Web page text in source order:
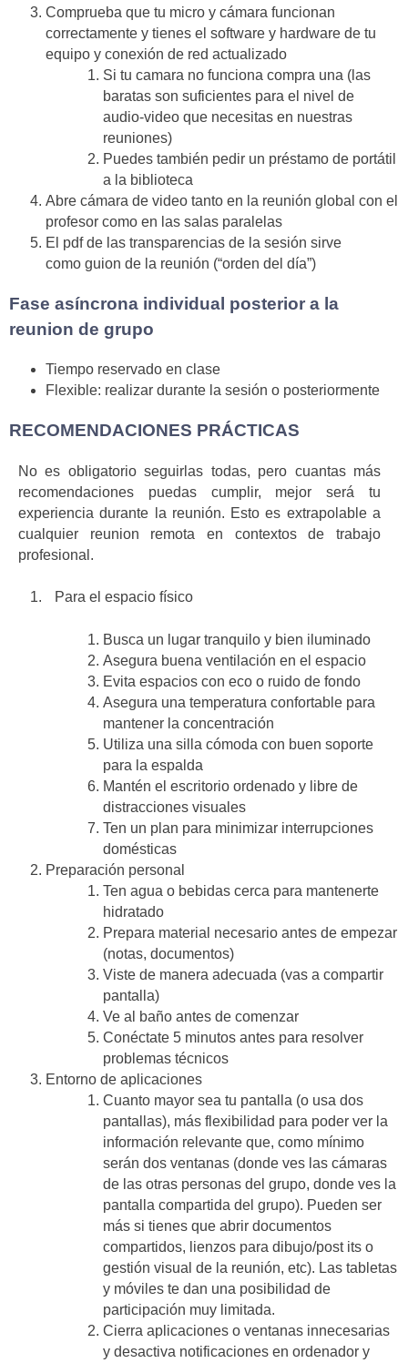
Comprueba que tu micro y cámara funcionan
correctamente y tienes el software y hardware de tu
equipo y conexión de red actualizado
Si tu camara no funciona compra una (las
baratas son suficientes para el nivel de
audio-video que necesitas en nuestras
reuniones)
Puedes también pedir un préstamo de portátil
a la biblioteca
Abre cámara de video tanto en la reunión global con el
profesor como en las salas paralelas
El pdf de las transparencias de la sesión sirve
como guion de la reunión (“orden del día”)
Fase asíncrona individual posterior a la
reunion de grupo
Tiempo reservado en clase
Flexible: realizar durante la sesión o posteriormente
RECOMENDACIONES PRÁCTICAS
No es obligatorio seguirlas todas, pero cuantas más
recomendaciones puedas cumplir, mejor será tu
experiencia durante la reunión. Esto es extrapolable a
cualquier reunion remota en contextos de trabajo
profesional.
Para el espacio físico
Busca un lugar tranquilo y bien iluminado
Asegura buena ventilación en el espacio
Evita espacios con eco o ruido de fondo
Asegura una temperatura confortable para
mantener la concentración
Utiliza una silla cómoda con buen soporte
para la espalda
Mantén el escritorio ordenado y libre de
distracciones visuales
Ten un plan para minimizar interrupciones
domésticas
Preparación personal
Ten agua o bebidas cerca para mantenerte
hidratado
Prepara material necesario antes de empezar
(notas, documentos)
Viste de manera adecuada (vas a compartir
pantalla)
Ve al baño antes de comenzar
Conéctate 5 minutos antes para resolver
problemas técnicos
Entorno de aplicaciones
Cuanto mayor sea tu pantalla (o usa dos
pantallas), más flexibilidad para poder ver la
información relevante que, como mínimo
serán dos ventanas (donde ves las cámaras
de las otras personas del grupo, donde ves la
pantalla compartida del grupo). Pueden ser
más si tienes que abrir documentos
compartidos, lienzos para dibujo/post its o
gestión visual de la reunión, etc). Las tabletas
y móviles te dan una posibilidad de
participación muy limitada.
Cierra aplicaciones o ventanas innecesarias
y desactiva notificaciones en ordenador y